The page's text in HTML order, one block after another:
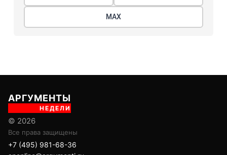
МАХ
АРГУМЕНТЫ
НЕДЕЛИ
© 2026
Все права защищены
+7 (495) 981-68-36